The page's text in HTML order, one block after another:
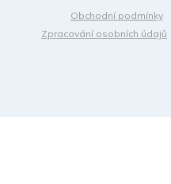
Obchodní podmínky
Zpracování osobních údajů